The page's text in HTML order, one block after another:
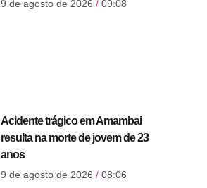
9 de agosto de 2026 09:08
Acidente trágico em Amambai
resulta na morte de jovem de 23
anos
9 de agosto de 2026 08:06